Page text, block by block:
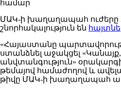
ՄԱԿ-ի խաղաղապահ ուժերը
շնորհակալություն են
«Հայաստանը
ստանձնել աջակցել «
անվտանգություն»
թեմայով համաժողով և
թիվը ՄԱԿ-ի խաղաղապահ